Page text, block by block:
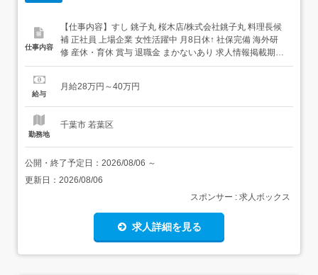
仕事内容
【仕事内容】すし 銚子丸 桜木店/株式会社銚子丸 料理長候
補 正社員 上場企業 女性活躍中 月8日休↑ 社保完備 海外研
修 産休・育休 賞与 退職金 まかないあり 求人情報掲載期
間:2026/07/16～2026/08/20 求人情報 店舗の特徴 上場企業
木北1-2-3 交 通 千葉都市モノレー...
給与
月給28万円～40万円
勤務地
千葉市 若葉区
公開・終了予定日： 2026/08/06 ～
更新日： 2026/08/06
スポンサー : 求人ボックス
求人詳細を見る